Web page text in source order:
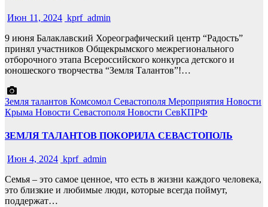
Июн 11, 2024 kprf_admin
9 июня Балаклавский Хореографический центр “Радость”
принял участников Общекрымского межрегионального
отборочного этапа Всероссийского конкурса детского и
юношеского творчества “Земля Талантов”!…
Земля талантов Комсомол Севастополя Мероприятия Новости
Крыма Новости Севастополя Новости СевКПРФ
ЗЕМЛЯ ТАЛАНТОВ ПОКОРИЛА СЕВАСТОПОЛЬ
Июн 4, 2024 kprf_admin
Семья – это самое ценное, что есть в жизни каждого человека,
это близкие и любимые люди, которые всегда поймут,
поддержат…